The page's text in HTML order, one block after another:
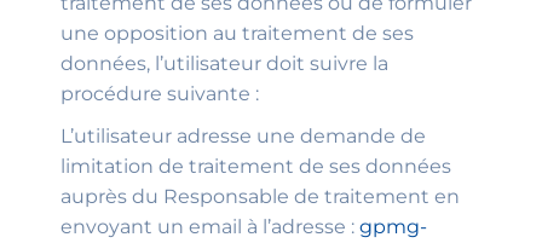
une opposition au traitement de ses
données, l’utilisateur doit suivre la
procédure suivante :
L’utilisateur adresse une demande de
limitation de traitement de ses données
auprès du Responsable de traitement en
envoyant un email à l’adresse : gpmg-